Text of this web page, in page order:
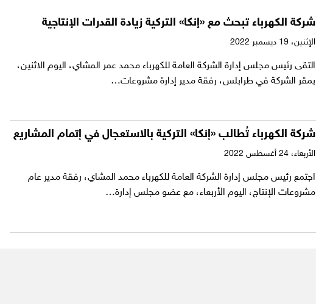
شركة الكهرباء تبحث مع «إنكا» التركية زيادة القدرات الإنتاجية
الإثنين،
التقى رئيس مجلس إدارة الشركة العامة للكهرباء محمد عمر المشاي، اليوم الاثنين،
بمقر الشركة في طرابلس، رفقة مدير إدارة مشروعات…
شركة الكهرباء تُطالب «إنكا» التركية بالاستعجال في إتمام المشاريع
الأربعاء،
اجتمع رئيس مجلس إدارة الشركة العامة للكهرباء محمد المشاي، رفقة مدير عام
مشروعات الإنتاج، اليوم الأربعاء، مع عضو مجلس إدارة…